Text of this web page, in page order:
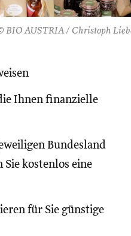
BIO AUSTRIA / Christoph
Ihnen finanzielle
Bundesland
kostenlos eine
für Sie günstige